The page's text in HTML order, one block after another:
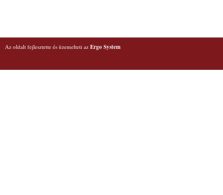
Az oldalt fejlesztette és üzemelteti az Ergo System